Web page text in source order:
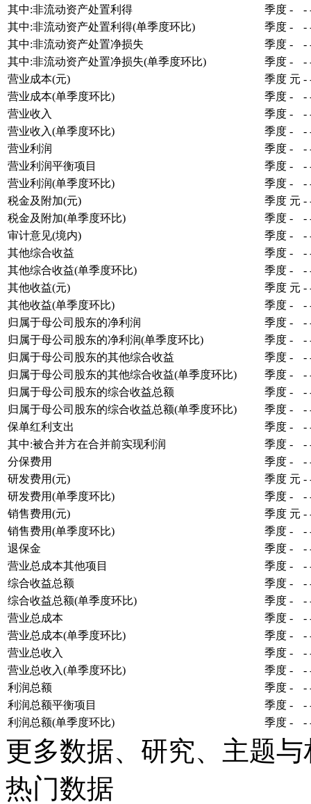
其中:非流动资产处置利得
季度 - -
其中:非流动资产处置利得(单季度环比)
季度 - -
其中:非流动资产处置净损失
季度 - -
其中:非流动资产处置净损失(单季度环比)
季度 - -
营业成本(元)
季度 元 -
营业成本(单季度环比)
季度 - -
营业收入
季度 - -
营业收入(单季度环比)
季度 - -
营业利润
季度 - -
营业利润平衡项目
季度 - -
营业利润(单季度环比)
季度 - -
税金及附加(元)
季度 元 -
税金及附加(单季度环比)
季度 - -
审计意见(境内)
季度 - -
其他综合收益
季度 - -
其他综合收益(单季度环比)
季度 - -
其他收益(元)
季度 元 -
其他收益(单季度环比)
季度 - -
归属于母公司股东的净利润
季度 - -
归属于母公司股东的净利润(单季度环比)
季度 - -
归属于母公司股东的其他综合收益
季度 - -
归属于母公司股东的其他综合收益(单季度环比)
季度 - -
归属于母公司股东的综合收益总额
季度 - -
归属于母公司股东的综合收益总额(单季度环比)
季度 - -
保单红利支出
季度 - -
其中:被合并方在合并前实现利润
季度 - -
分保费用
季度 - -
研发费用(元)
季度 元 -
研发费用(单季度环比)
季度 - -
销售费用(元)
季度 元 -
销售费用(单季度环比)
季度 - -
退保金
季度 - -
营业总成本其他项目
季度 - -
综合收益总额
季度 - -
综合收益总额(单季度环比)
季度 - -
营业总成本
季度 - -
营业总成本(单季度环比)
季度 - -
营业总收入
季度 - -
营业总收入(单季度环比)
季度 - -
利润总额
季度 - -
利润总额平衡项目
季度 - -
利润总额(单季度环比)
季度 - -
更多数据、研究、主题
热门数据